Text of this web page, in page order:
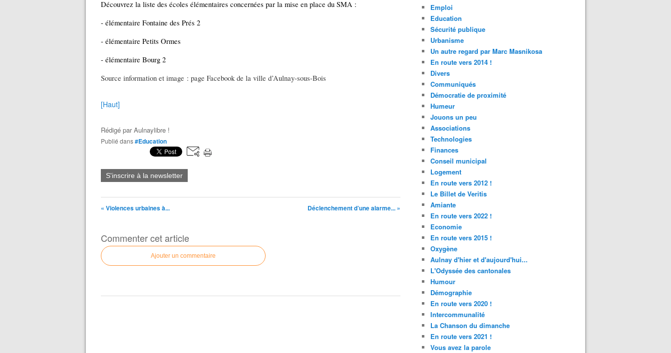
Découvrez la liste des écoles élémentaires concernées par la mise en place du SMA :
- élémentaire Fontaine des Prés 2
- élémentaire Petits Ormes
- élémentaire Bourg 2
Source information et image : page Facebook de la ville d’Aulnay-sous-Bois
[Haut]
Rédigé parAulnaylibre !
Publié dans#Education
S'inscrire à la newsletter
« Violences urbaines à... Déclenchement d’une alarme... »
Commenter cet article
Ajouter un commentaire
Emploi
Education
Sécurité publique
Urbanisme
Un autre regard par Marc Masnikosa
En route vers 2014 !
Divers
Communiqués
Démocratie de proximité
Humeur
Jouons un peu
Associations
Technologies
Finances
Conseil municipal
Logement
En route vers 2012 !
Le Billet de Veritis
Amiante
En route vers 2022 !
Economie
En route vers 2015 !
Oxygène
Aulnay d'hier et d'aujourd'hui...
L'Odyssée des cantonales
Humour
Démographie
En route vers 2020 !
Intercommunalité
La Chanson du dimanche
En route vers 2021 !
Vous avez la parole